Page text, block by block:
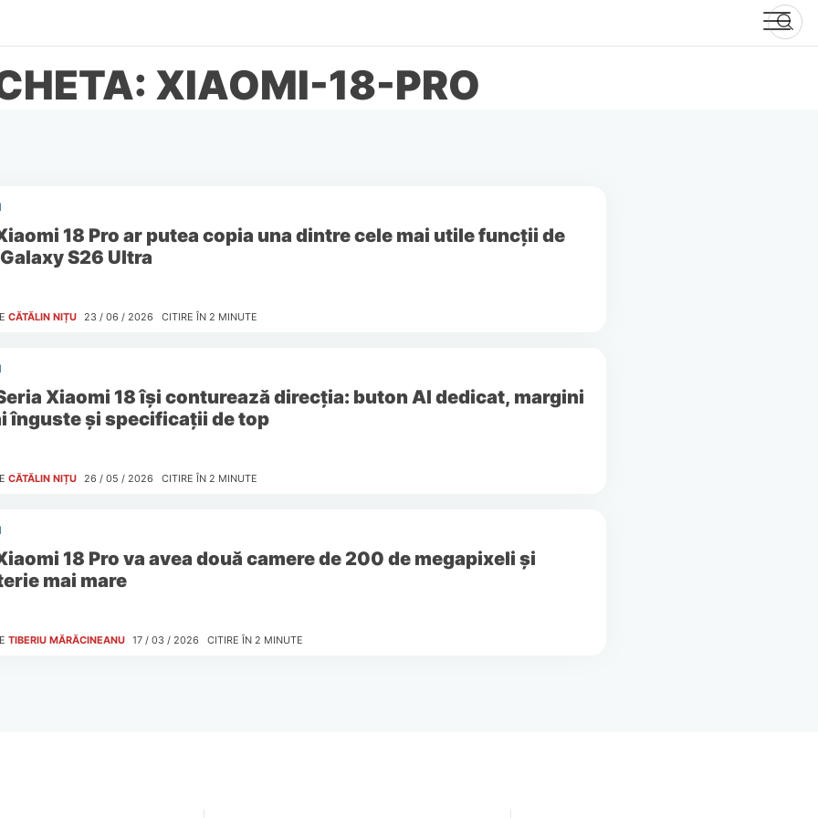
XIAOMI-18-PRO
18 Pro ar putea copia una dintre cele mai utile funcții de
S26 Ultra
CĂTĂLIN NIȚU 23 / 06 / 2026 CITIRE ÎN 2 MINUTE
Xiaomi 18 își conturează direcția: buton AI dedicat, margini
înguste și specificații de top
CĂTĂLIN NIȚU 26 / 05 / 2026 CITIRE ÎN 2 MINUTE
18 Pro va avea două camere de 200 de megapixeli și
mai mare
TIBERIU MĂRĂCINEANU 17 / 03 / 2026 CITIRE ÎN 2 MINUTE